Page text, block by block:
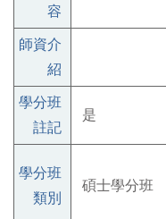
容
師資介
紹
學分班
註記
是
學分班
類別
碩士學分班